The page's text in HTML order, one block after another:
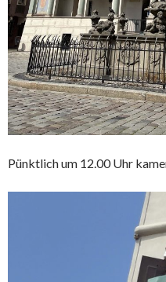
Pünktlich um 12.00 Uhr